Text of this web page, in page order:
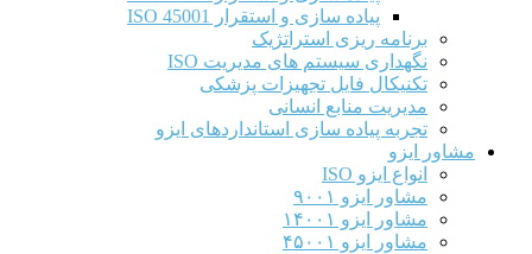
پیاده سازی و استقرار ISO 45001
برنامه ریزی استراتژیک
نگهداری سیستم های مدیریت ISO
تکنیکال فایل تجهیزات پزشکی
مدیریت منابع انسانی
تجربه پیاده سازی استانداردهای ایزو
مشاور ایزو
انواع ایزو ISO
مشاور ایزو ۹۰۰۱
مشاور ایزو ۱۴۰۰۱
مشاور ایزو ۴۵۰۰۱